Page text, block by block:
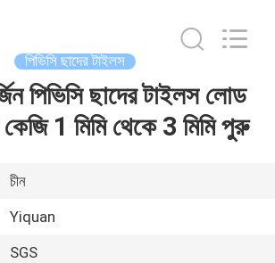
পিভিসি ছাদের টাইলস
পিভিসি ছাদের টাইলস লোড
1 মিমি থেকে 3 মিমি পুরু
চীন
Yiquan
SGS